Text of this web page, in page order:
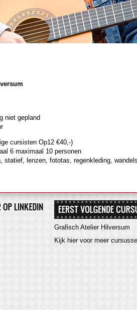
Atelier
niet gepland
cursisten Op12 €40,-)
6 maximaal 10 personen
statief, lenzen, fototas, regenkleding,
Grafisch Atelier Hilversum
Kijk hiervoor meer